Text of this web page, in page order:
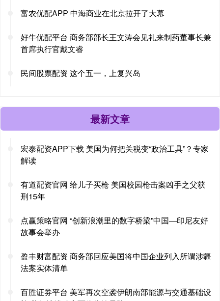
富农优配APP 中海商业在北京拉开了大幕
好牛优配平台 商务部部长王文涛会见礼来制药董事长兼
首席执行官戴文睿
民间股票配资 这个五一，上复兴岛
最新文章
宏泰配资APP下载 美国为何把关税变“政治工具”？专家
解读
有道配资官网 给儿子买枪 美国校园枪击案凶手之父获
刑15年
点赢策略官网 “创新浪潮里的数字桥梁”中国—印尼友好
故事会举办
盈丰财富配资 商务部回应美国将中国企业列入所谓涉疆
法案实体清单
百胜证券平台 美军再次空袭伊朗南部能源与交通基础设